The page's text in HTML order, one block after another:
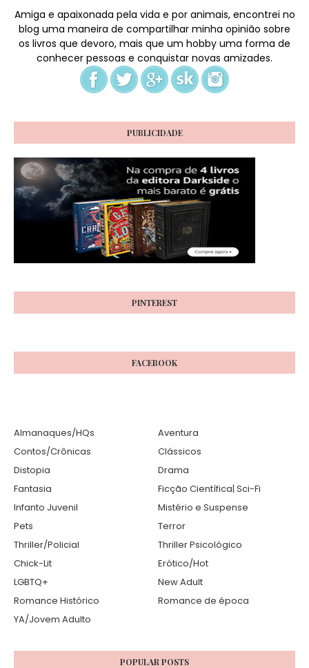
Amiga e apaixonada pela vida e por animais, encontrei no
blog uma maneira de compartilhar minha opinião sobre
os livros que devoro, mais que um hobby uma forma de
conhecer pessoas e conquistar novas amizades.
PUBLICIDADE
PINTEREST
FACEBOOK
Almanaques/HQs
Aventura
Contos/Crônicas
Clássicos
Distopia
Drama
Fantasia
Ficção Científica| Sci-Fi
Infanto Juvenil
Mistério e Suspense
Pets
Terror
Thriller/Policial
Thriller Psicológico
Chick-Lit
Erótico/Hot
LGBTQ+
New Adult
Romance Histórico
Romance de época
YA/Jovem Adulto
POPULAR POSTS